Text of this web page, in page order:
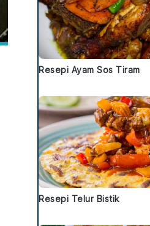
Resepi Ayam Sos Tiram
Resepi Telur Bistik